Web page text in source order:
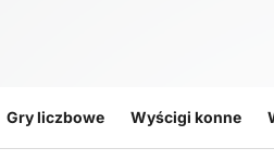
Gry liczbowe Wyścigi konne